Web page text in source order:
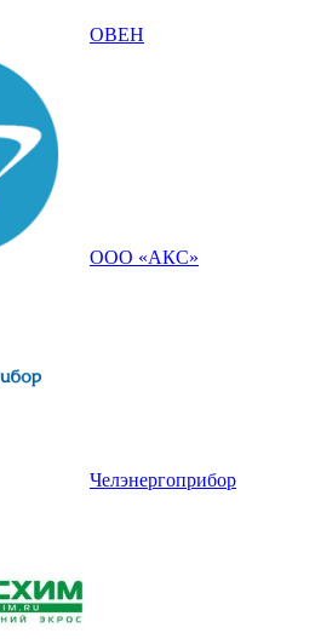
ОВЕН
ООО «АКС»
Челэнергоприбор